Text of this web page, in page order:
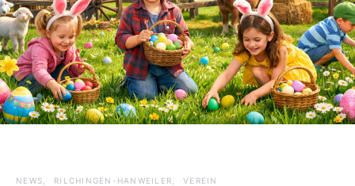
NEWS RILCHINGEN-HANWEILER VEREIN